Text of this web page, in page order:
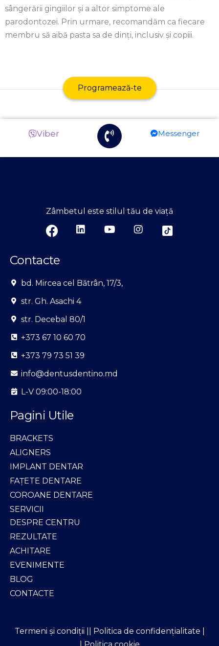
sângerării gingiilor și a altor simptome ale
parodontozei. Prin urmare, recomandăm ca fiecare
membru să aibă pasta sa de dinți, inclusiv și copiii.
Programează-te
Viber Messenger
Zâmbetul este stilul tău de viață
Contacte
bd. Mircea cel Bătrân, 17/3,
str. Gh. Asachi 4
str. Decebal 80/1
+373 67 10 60 70
+373 79 73 51 39
info@dentusdentino.md
L-V 09:00-18:00
Pagini Utile
BRACKETS
ALIGNERS
IMPLANT DENTAR
FAȚETE DENTARE
COROANE DENTARE
SERVICII
DESPRE CENTRU
REZULTATE
ACHITARE
EVENIMENTE
BLOG
CONTACTE
Termeni și condiții |
| Politica de confidențialitate |